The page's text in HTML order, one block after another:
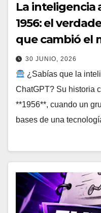
La inteligencia
1956: el
que cambió el
30 JUNIO, 2026
¿Sabías que la
ChatGPT? Su historia
**1956**, cuando un
bases de una